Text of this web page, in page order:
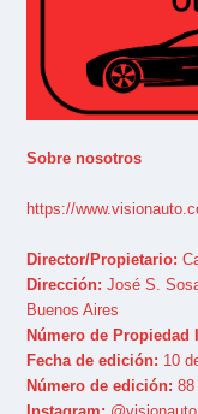
Sobre nosotros
https://
Director/Propietario:
Dirección: José S.
Buenos Aires
Número de Propiedad
Fecha de edición: 10
Número de edición: 88